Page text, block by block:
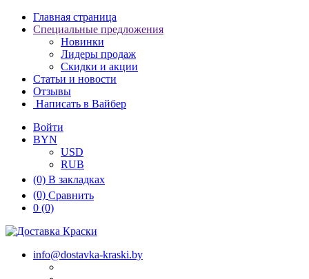
Главная страница
Специальные предложения
Новинки
Лидеры продаж
Скидки и акции
Статьи и новости
Отзывы
Написать в Вайбер
Войти
BYN
USD
RUB
(0) В закладках
(0) Сравнить
0 (0)
info@dostavka-kraski.by